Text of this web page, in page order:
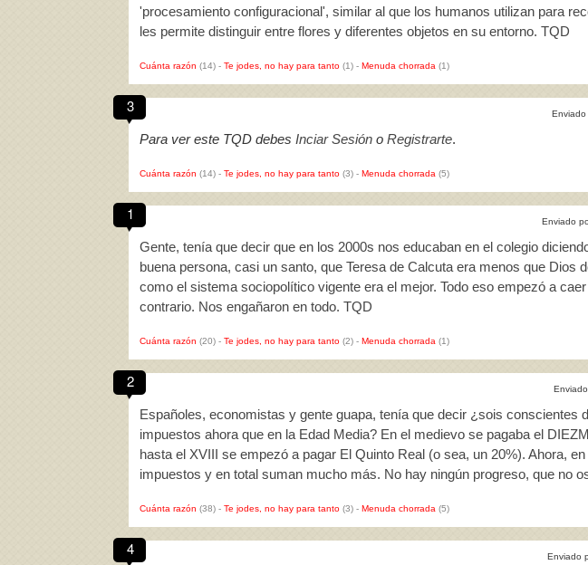
'procesamiento configuracional', similar al que los humanos utilizan para
les permite distinguir entre flores y diferentes objetos en su entorno. TQD
Cuánta razón (14) - Te jodes, no hay para tanto (1) - Menuda chorrada (1)
3
Para ver este TQD debes Inciar Sesión o Registrarte.
Cuánta razón (14) - Te jodes, no hay para tanto (3) - Menuda chorrada (5)
1 Enviado
Gente, tenía que decir que en los 2000s nos educaban en el colegio
buena persona, casi un santo, que Teresa de Calcuta era menos que Dios
como el sistema sociopolítico vigente era el mejor. Todo eso empezó a
contrario. Nos engañaron en todo. TQD
Cuánta razón (20) - Te jodes, no hay para tanto (2) - Menuda chorrada (1)
2
Españoles, economistas y gente guapa, tenía que decir ¿sois conscientes
impuestos ahora que en la Edad Media? En el medievo se pagaba el
hasta el XVIII se empezó a pagar El Quinto Real (o sea, un 20%). Ahora,
impuestos y en total suman mucho más. No hay ningún progreso, que no
Cuánta razón (38) - Te jodes, no hay para tanto (3) - Menuda chorrada (5)
4 Enviado